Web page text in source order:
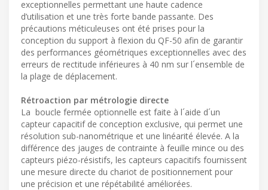
exceptionnelles permettant une haute cadence
d’utilisation et une très forte bande passante. Des
précautions méticuleuses ont été prises pour la
conception du support à flexion du QF-50 afin de garantir
des performances géométriques exceptionnelles avec des
erreurs de rectitude inférieures à 40 nm sur l´ensemble de
la plage de déplacement.
Rétroaction par métrologie directe
La boucle fermée optionnelle est faite à l´aide d´un
capteur capacitif de conception exclusive, qui permet une
résolution sub-nanométrique et une linéarité élevée. A la
différence des jauges de contrainte à feuille mince ou des
capteurs piézo-résistifs, les capteurs capacitifs fournissent
une mesure directe du chariot de positionnement pour
une précision et une répétabilité améliorées.